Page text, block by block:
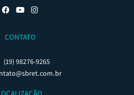
CONTATO
(19) 98276-9265